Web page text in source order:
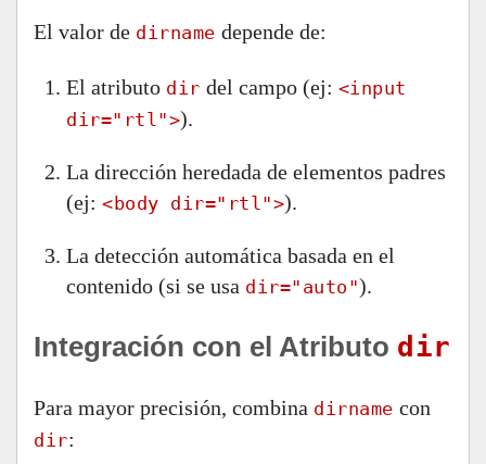
El valor de dirname depende de:
El atributo dir del campo (ej: <input
dir="rtl">).
La dirección heredada de elementos padres
(ej: <body dir="rtl">).
La detección automática basada en el
contenido (si se usa dir="auto").
Integración con el Atributo dir
Para mayor precisión, combina dirname con
dir: